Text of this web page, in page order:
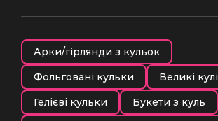
Арки/гірлянди з кульок
Фольговані кульки
Великі кулі
Гелієві кульки
Букети з куль